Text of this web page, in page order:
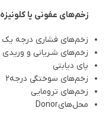
زخم‌های عفونی یا
زخم‌های فشاری درجه یک
زخم‌های شـریانی و وریدی
پای دیابتی
زخم‌های سوختگی درجه2
زخم‌های ترومایی
محل‌هایDonor